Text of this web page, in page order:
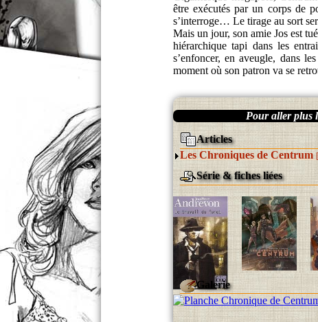
être exécutés par un corps de
s’interroge… Le tirage au sort
Mais un jour, son amie Jos est
hiérarchique tapi dans les
s’enfoncer, en aveugle, dans
moment où son patron va se
Pour aller plus
Articles
Les Chroniques de Centrum
Série & fiches liées
Galerie